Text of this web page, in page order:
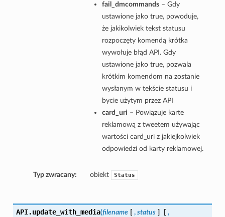
fail_dmcommands– Gdy
ustawione jako true, powoduje,
że jakikolwiek tekst statusu
rozpoczęty komendą krótka
wywołuje błąd API. Gdy
ustawione jako true, pozwala
krótkim komendom na zostanie
wysłanym w tekście statusu i
bycie użytym przez API
card_uri – Powiązuje karte
reklamową z tweetem używając
wartości card_uri z jakiejkolwiek
odpowiedzi od karty reklamowej.
Typ zwracany: obiekt Status
API.update_with_media(filename [ , status ] [ ,